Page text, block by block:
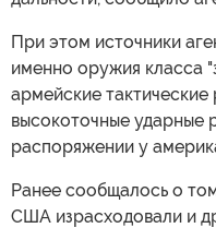
При этом источники
именно оружия класса
армейские
высокоточные ударные
распоряжении у
Ранее сообщалось о
США израсходовали и